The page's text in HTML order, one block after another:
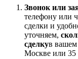
Звонок или
телефону или
сделки и
уточняем,
сделкув вашем
Москве или 35